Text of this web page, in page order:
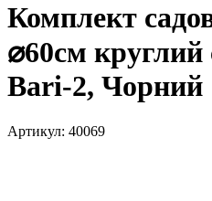
Комплект
⌀60см круглий
Bari-2, Чорний
Артикул: 40069